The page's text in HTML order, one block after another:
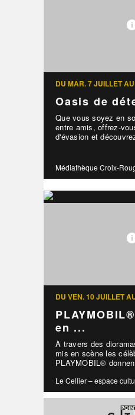
DU MAR. 7 JUILLET
Oasis de
Que vous soyez en
entre amis, offrez-
d'évasion et
Médiathèque Croix-
DU VEN. 10 JUILLET
en ...
À travers des
mis en scène les
PLAYMOBIL®
Le Cellier – espace